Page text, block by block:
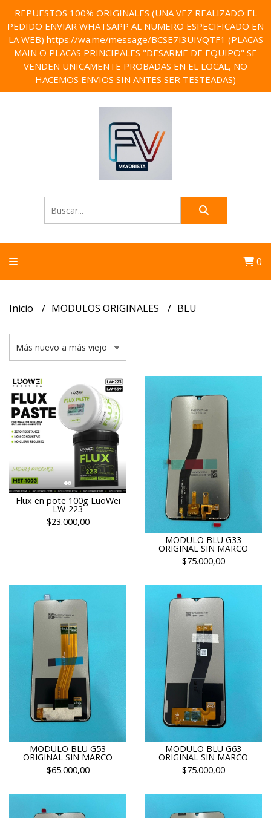
REPUESTOS 100% ORIGINALES (UNA VEZ REALIZADO EL
PEDIDO ENVIAR WHATSAPP AL NUMERO ESPECIFICADO EN
LA WEB) https://wa.me/message/BCSE7I3UIVQTF1 (PLACAS
MAIN O PLACAS PRINCIPALES "DESARME DE EQUIPO" SE
VENDEN UNICAMENTE PROBADAS EN EL LOCAL, NO
HACEMOS ENVIOS SIN ANTES SER TESTEADAS)
0
Inicio MODULOS ORIGINALES BLU
Flux en pote 100g LuoWei
LW-223
$23.000,00
MODULO BLU G33
ORIGINAL SIN MARCO
$75.000,00
MODULO BLU G53
ORIGINAL SIN MARCO
$65.000,00
MODULO BLU G63
ORIGINAL SIN MARCO
$75.000,00